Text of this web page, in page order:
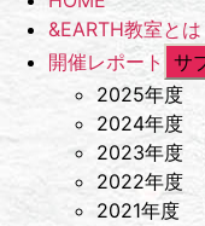
&EARTH教室とは
開催レポート サ
2025年度
2024年度
2023年度
2022年度
2021年度